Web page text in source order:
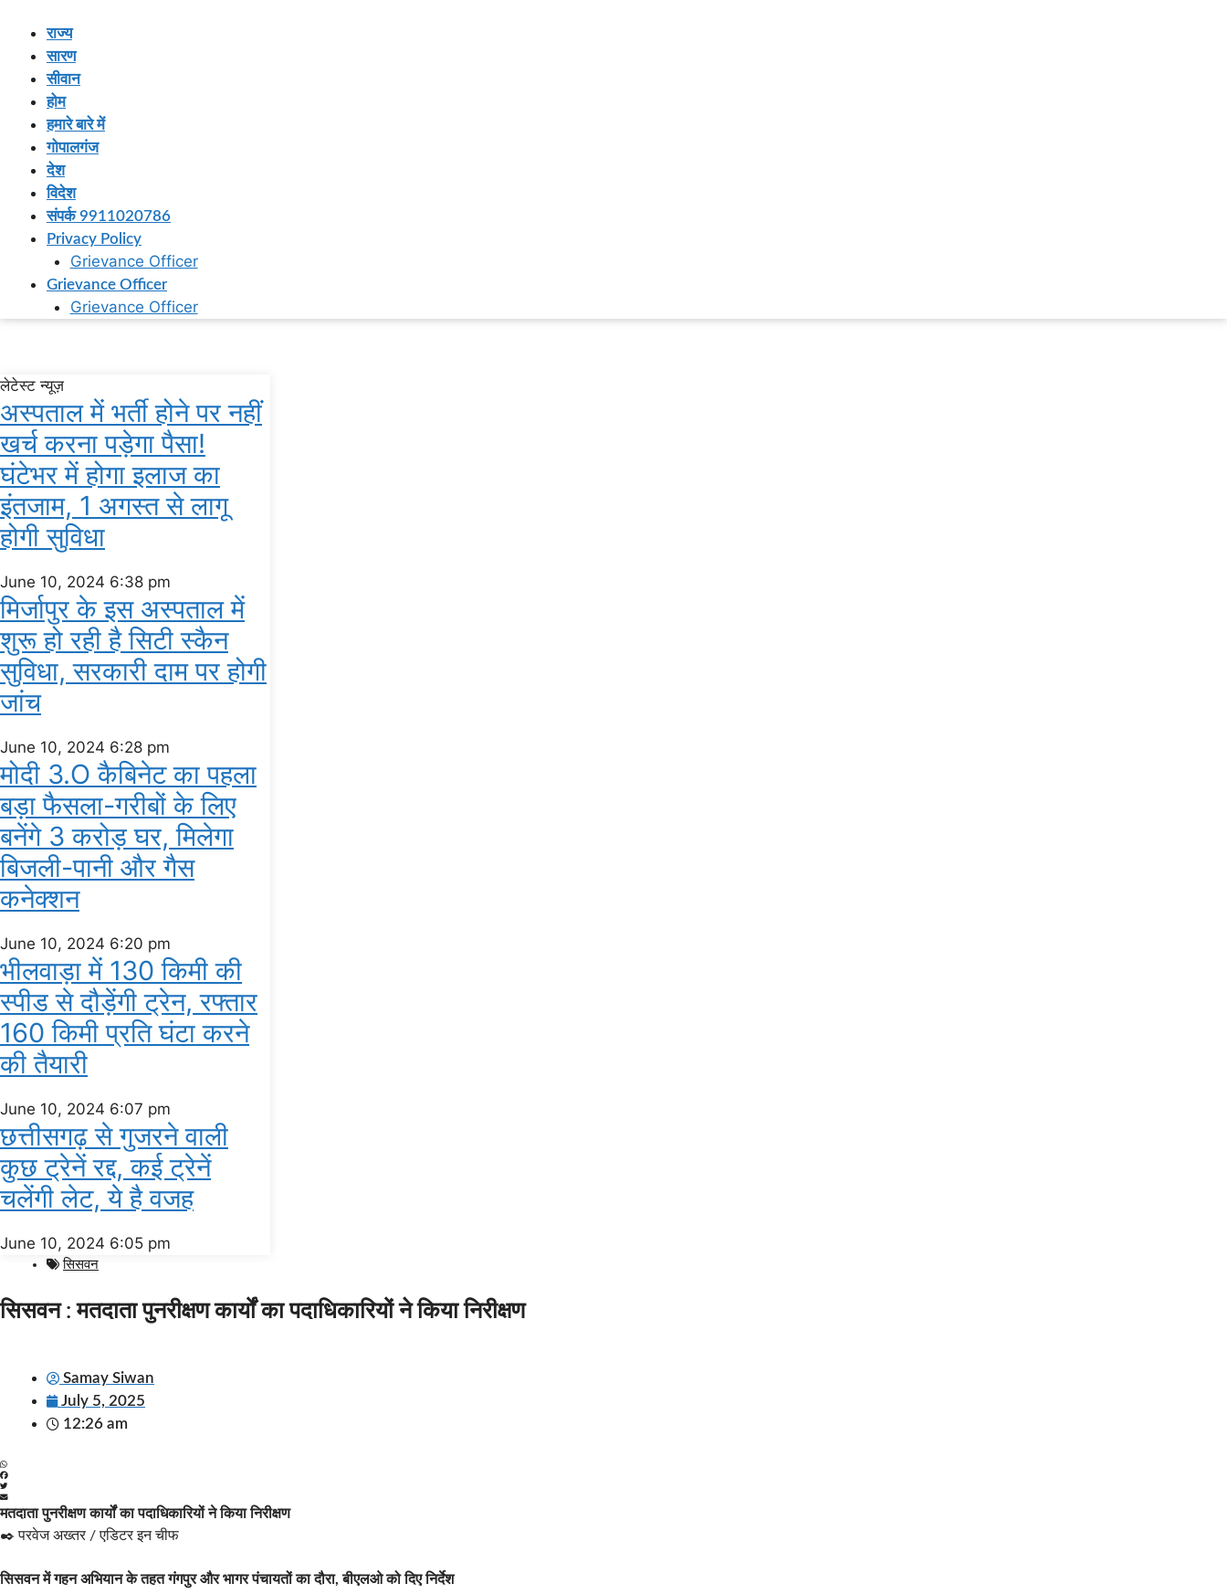
राज्य
सारण
सीवान
होम
हमारे बारे में
गोपालगंज
देश
विदेश
संपर्क 9911020786
Privacy Policy
Grievance Officer
Grievance Officer
Grievance Officer
लेटेस्ट न्यूज़
अस्‍पताल में भर्ती होने पर नहीं
खर्च करना पड़ेगा पैसा!
घंटेभर में होगा इलाज का
इंतजाम, 1 अगस्‍त से लागू
होगी सुविधा
June 10, 2024 6:38 pm
मिर्जापुर के इस अस्पताल में
शुरू हो रही है सिटी स्कैन
सुविधा, सरकारी दाम पर होगी
जांच
June 10, 2024 6:28 pm
मोदी 3.O कैबिनेट का पहला
बड़ा फैसला-गरीबों के ल‍िए
बनेंगे 3 करोड़ घर, म‍िलेगा
बिजली-पानी और गैस
कनेक्‍शन
June 10, 2024 6:20 pm
भीलवाड़ा में 130 किमी की
स्पीड से दौड़ेंगी ट्रेन, रफ्तार
160 किमी प्रति घंटा करने
की तैयारी
June 10, 2024 6:07 pm
छत्तीसगढ़ से गुजरने वाली
कुछ ट्रेनें रद्द, कई ट्रेनें
चलेंगी लेट, ये है वजह
June 10, 2024 6:05 pm
सिसवन
सिसवन : मतदाता पुनरीक्षण कार्यों का पदाधिकारियों ने किया निरीक्षण
Samay Siwan
July 5, 2025
12:26 am
मतदाता पुनरीक्षण कार्यों का पदाधिकारियों ने किया निरीक्षण
✒️ परवेज अख्तर / एडिटर इन चीफ
सिसवन में गहन अभियान के तहत गंगपुर और भागर पंचायतों का दौरा, बीएलओ को दिए निर्देश